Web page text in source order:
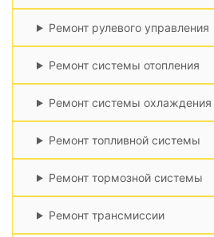
Ремонт рулевого управления
Ремонт системы отопления
Ремонт системы охлаждения
Ремонт топливной системы
Ремонт тормозной системы
Ремонт трансмиссии